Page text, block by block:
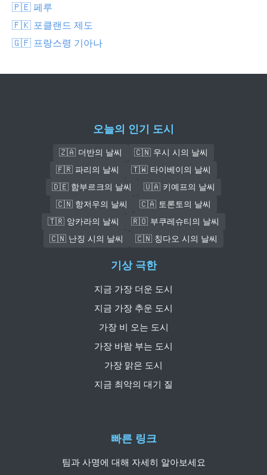
🇵🇪 페루
🇫🇰 포클랜드 제도
🇬🇫 프랑스령 기아나
오늘의 인기 도시
🇿🇦 더반의 날씨
🇨🇳 우시 시의 날씨
🇫🇷 파리의 날씨
🇹🇼 타이베이의 날씨
🇩🇪 함부르크의 날씨
🇺🇦 키예프의 날씨
🇨🇳 항저우의 날씨
🇨🇦 토론토의 날씨
🇹🇷 앙카라의 날씨
🇷🇴 부쿠레슈티의 날씨
🇨🇳 난징 시의 날씨
🇨🇳 칭다오 시의 날씨
빠른 링크
팀과 사명에 대해 자세히 알아보세요
기상 극한
지금 가장 더운 도시
지금 가장 추운 도시
가장 비 오는 도시
가장 바람 부는 도시
가장 맑은 도시
지금 최악의 대기 질